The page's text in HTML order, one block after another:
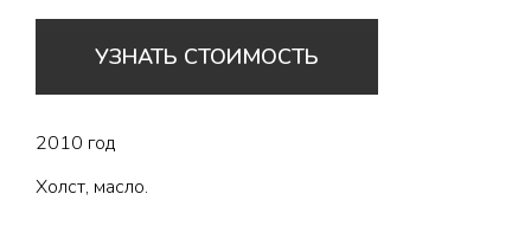
УЗНАТЬ СТОИМОСТЬ
2010 год
Холст, масло.